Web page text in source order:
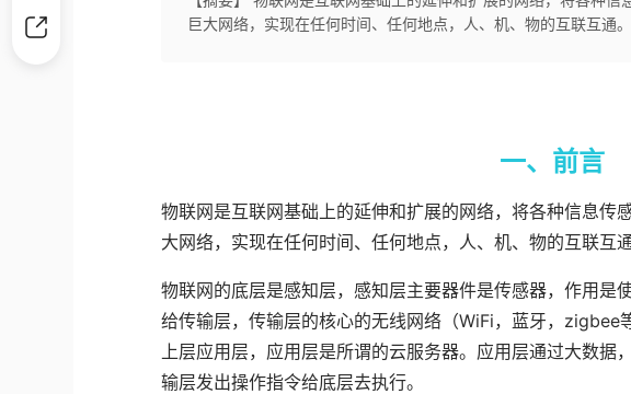
巨大网络，实现在任何时间、任何地点，人、机、物的互联互通。
一、前言
物联网是互联网基础上的延伸和扩展的网络，将各种信息传
大网络，实现在任何时间、任何地点，人、机、物的互联互通
物联网的底层是感知层，感知层主要器件是传感器，作用是
给传输层，传输层的核心的无线网络（WiFi，蓝牙，zigbee
上层应用层，应用层是所谓的云服务器。应用层通过大数据
输层发出操作指令给底层去执行。